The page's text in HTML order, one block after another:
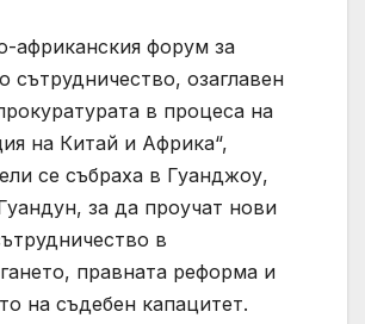
африканския форум за
сътрудничество, озаглавен
в процеса на
на Китай и Африка“,
се събраха в Гуанджоу,
за да проучат нови
в
правната реформа и
на съдебен капацитет.